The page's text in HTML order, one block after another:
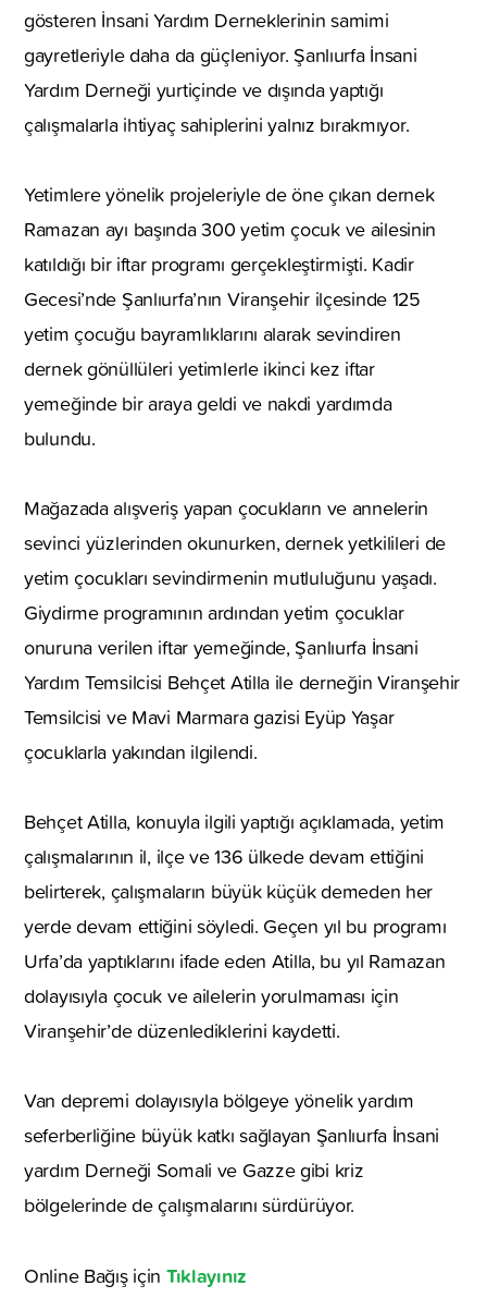
gösteren İnsani Yardım Derneklerinin samimi
gayretleriyle daha da güçleniyor. Şanlıurfa İnsani
Yardım Derneği yurtiçinde ve dışında yaptığı
çalışmalarla ihtiyaç sahiplerini yalnız bırakmıyor.
Yetimlere yönelik projeleriyle de öne çıkan dernek
Ramazan ayı başında 300 yetim çocuk ve ailesinin
katıldığı bir iftar programı gerçekleştirmişti. Kadir
Gecesi’nde Şanlıurfa’nın Viranşehir ilçesinde 125
yetim çocuğu bayramlıklarını alarak sevindiren
dernek gönüllüleri yetimlerle ikinci kez iftar
yemeğinde bir araya geldi ve nakdi yardımda
bulundu.
Mağazada alışveriş yapan çocukların ve annelerin
sevinci yüzlerinden okunurken, dernek yetkilileri de
yetim çocukları sevindirmenin mutluluğunu yaşadı.
Giydirme programının ardından yetim çocuklar
onuruna verilen iftar yemeğinde, Şanlıurfa İnsani
Yardım Temsilcisi Behçet Atilla ile derneğin Viranşehir
Temsilcisi ve Mavi Marmara gazisi Eyüp Yaşar
çocuklarla yakından ilgilendi.
Behçet Atilla, konuyla ilgili yaptığı açıklamada, yetim
çalışmalarının il, ilçe ve 136 ülkede devam ettiğini
belirterek, çalışmaların büyük küçük demeden her
yerde devam ettiğini söyledi. Geçen yıl bu programı
Urfa’da yaptıklarını ifade eden Atilla, bu yıl Ramazan
dolayısıyla çocuk ve ailelerin yorulmaması için
Viranşehir’de düzenlediklerini kaydetti.
Van depremi dolayısıyla bölgeye yönelik yardım
seferberliğine büyük katkı sağlayan Şanlıurfa İnsani
yardım Derneği Somali ve Gazze gibi kriz
bölgelerinde de çalışmalarını sürdürüyor.
Online Bağış için Tıklayınız